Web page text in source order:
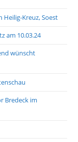
Heilig-Kreuz, Soest
am 10.03.24
wünscht
Bredeck im